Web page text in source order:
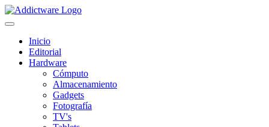
Inicio
Editorial
Hardware
Cómputo
Almacenamiento
Gadgets
Fotografía
TV's